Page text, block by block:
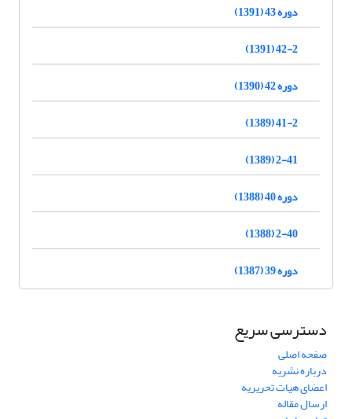
دوره 43 (1391)
42-2 (1391)
دوره 42 (1390)
41-2 (1389)
2-41 (1389)
دوره 40 (1388)
2-40 (1388)
دوره 39 (1387)
دسترسی سریع
صفحه اصلی
درباره نشریه
اعضای هیات تحریریه
ارسال مقاله